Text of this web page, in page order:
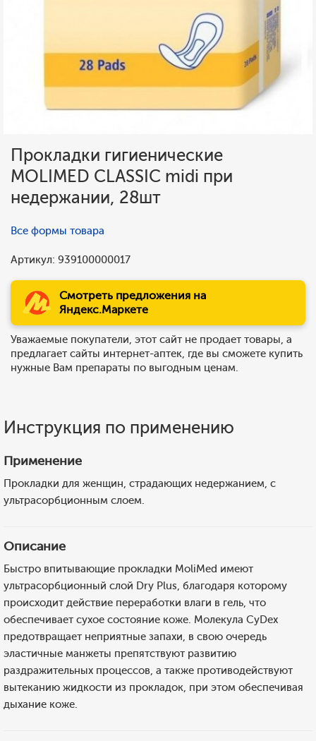
Прокладки гигиенические
MOLIMED CLASSIC midi при
недержании, 28шт
Все формы товара
Артикул: 939100000017
Смотреть предложения на
Яндекс.Маркете
Уважаемые покупатели, этот сайт не продает товары, а
предлагает сайты интернет-аптек, где вы сможете купить
нужные Вам препараты по выгодным ценам.
Инструкция по применению
Применение
Прокладки для женщин, страдающих недержанием, с
ультрасорбционным слоем.
Описание
Быстро впитывающие прокладки MoliMed имеют
ультрасорбционный слой Dry Plus, благодаря которому
происходит действие переработки влаги в гель, что
обеспечивает сухое состояние коже. Молекула CyDex
предотвращает неприятные запахи, в свою очередь
эластичные манжеты препятствуют развитию
раздражительных процессов, а также противодействуют
вытеканию жидкости из прокладок, при этом обеспечивая
дыхание коже.